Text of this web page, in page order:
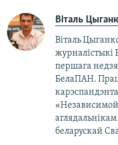
Віталь
Віталь
журналістыкі
першага
БелаПАН.
«Независимой
беларускай